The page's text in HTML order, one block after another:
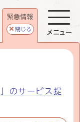
緊急情報
閉じる
のサービス提
メニュー